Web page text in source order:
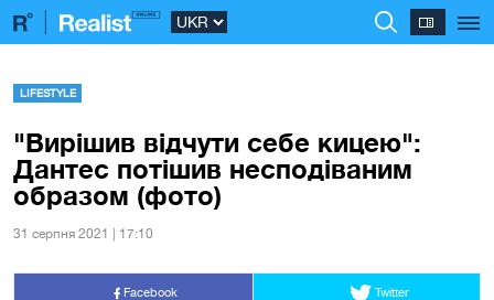
LIFESTYLE
"Вирішив відчути себе кицею":
Дантес потішив несподіваним
образом (фото)
31 серпня 2021 | 17:10
Facebook Twitter